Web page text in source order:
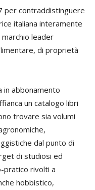
per contraddistinguere
italiana interamente
leader
di proprietà
in abbonamento
un catalogo libri
trovare sia volumi
dal punto di
di studiosi ed
pratico rivolti a
hobbistico,